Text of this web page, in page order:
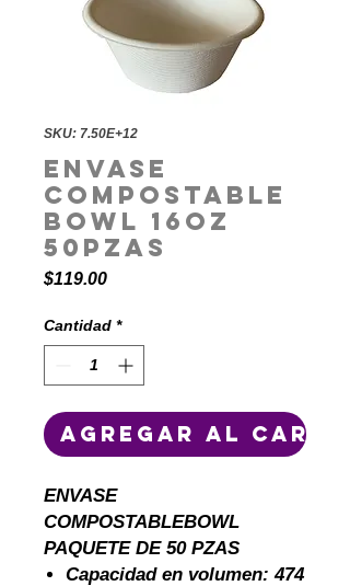
SKU: 7.50E+12
Envase
compostable
bowl 16oz
50pzas
$119.00Precio
Cantidad *
Agregar al
ENVASE
COMPOSTABLEBOWL
PAQUETE DE 50 PZAS
Capacidad en volumen: 474